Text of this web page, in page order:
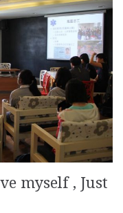
myself , Just